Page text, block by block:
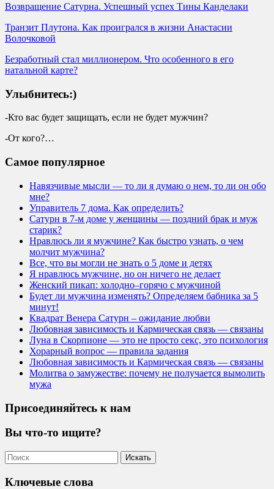
Возвращение Сатурна. Успешный успех Тины Канделаки
Транзит Плутона. Как проигрался в жизни Анастасии
Волочковой
Безработный стал миллионером. Что особенного в его
натальной карте?
Улыбнитесь:)
-Кто вас будет защищать, если не будет мужчин?
-От кого?…
Самое популярное
Навязчивые мысли — то ли я думаю о нем, то ли он обо
мне?
Управитель 7 дома. Как определить?
Сатурн в 7-м доме у женщины — поздний брак и муж
старик?
Нравлюсь ли я мужчине? Как быстро узнать, о чем
молчит мужчина?
Все, что вы могли не знать о 5 доме и детях
Я нравлюсь мужчине, но он ничего не делает
Женский пикап: холодно–горячо с мужчиной
Будет ли мужчина изменять? Определяем бабника за 5
минут!
Квадрат Венера Сатурн – ожидание любви
Любовная зависимость и Кармическая связь — связаны
Луна в Скорпионе — это не просто секс, это психология
Хорарный вопрос — правила задания
Любовная зависимость и Кармическая связь — связаны
Молитва о замужестве: почему не получается вымолить
мужа
Присоединяйтесь к нам
Вы что-то ищите?
Ключевые слова